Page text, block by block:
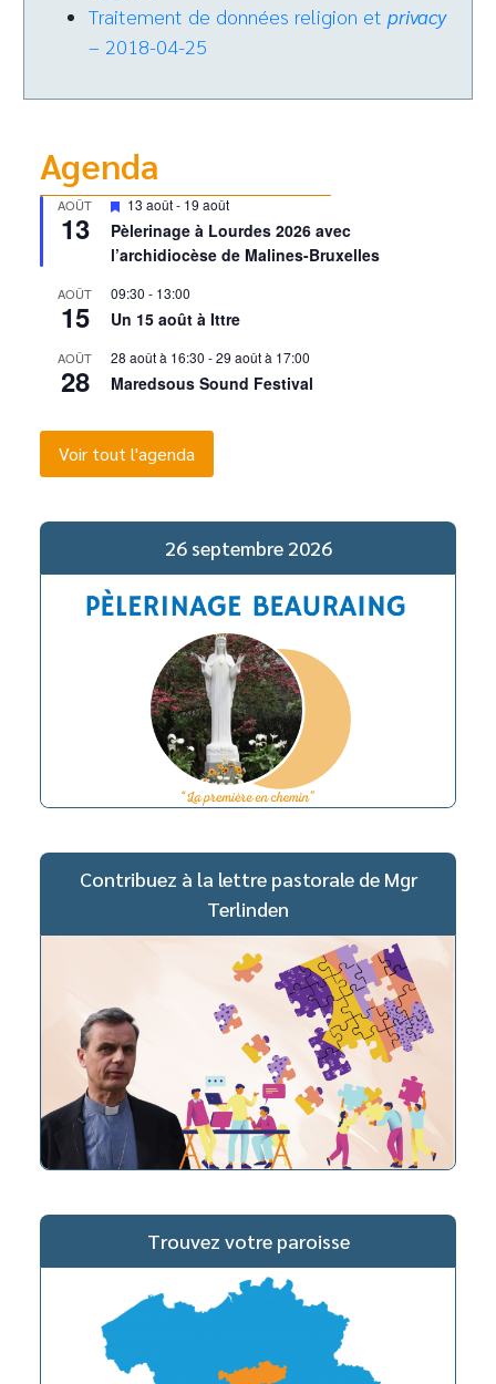
Traitement de données religion et privacy
– 2018-04-25
Agenda
AOÛT
13
Mis
en
avant
13 août- 19 août
Pèlerinage à Lourdes 2026 avec
l’archidiocèse de Malines-Bruxelles
AOÛT
15
09:30 - 13:00
Un 15 août à Ittre
AOÛT
28
28 août à 16:30 -29 août à 17:00
Maredsous Sound Festival
Voir tout l'agenda
26 septembre 2026
Contribuez à la lettre pastorale de Mgr
Terlinden
Trouvez votre paroisse